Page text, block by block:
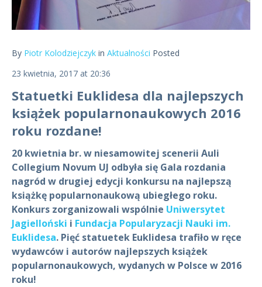
By Piotr Kolodziejczyk in Aktualności Posted
23 kwietnia, 2017 at 20:36
Statuetki Euklidesa dla najlepszych
książek popularnonaukowych 2016
roku rozdane!
20 kwietnia br. w niesamowitej scenerii Auli
Collegium Novum UJ odbyła się Gala rozdania
nagród w drugiej edycji konkursu na najlepszą
książkę popularnonaukową ubiegłego roku.
Konkurs zorganizowali wspólnie Uniwersytet
Jagielloński i Fundacja Popularyzacji Nauki im.
Euklidesa. Pięć statuetek Euklidesa trafiło w ręce
wydawców i autorów najlepszych książek
popularnonaukowych, wydanych w Polsce w 2016
roku!